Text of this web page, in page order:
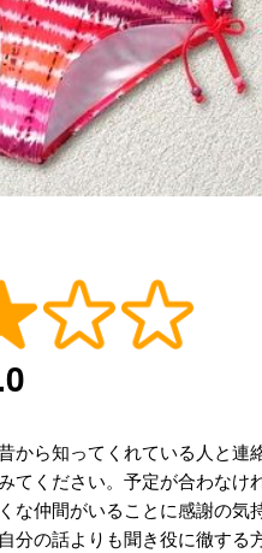
から知ってくれている人と連
てください。予定が合わなけ
仲間がいることに感謝の気
の話よりも聞き役に徹する